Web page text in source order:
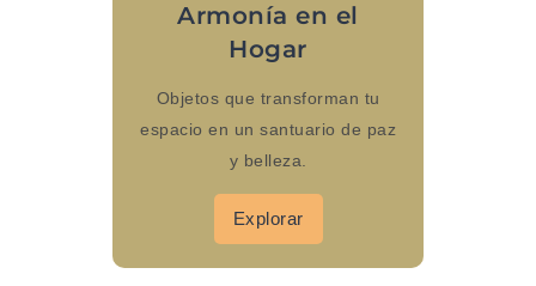
Armonía en el
Hogar
Objetos que transforman tu
espacio en un santuario de paz
y belleza.
Explorar